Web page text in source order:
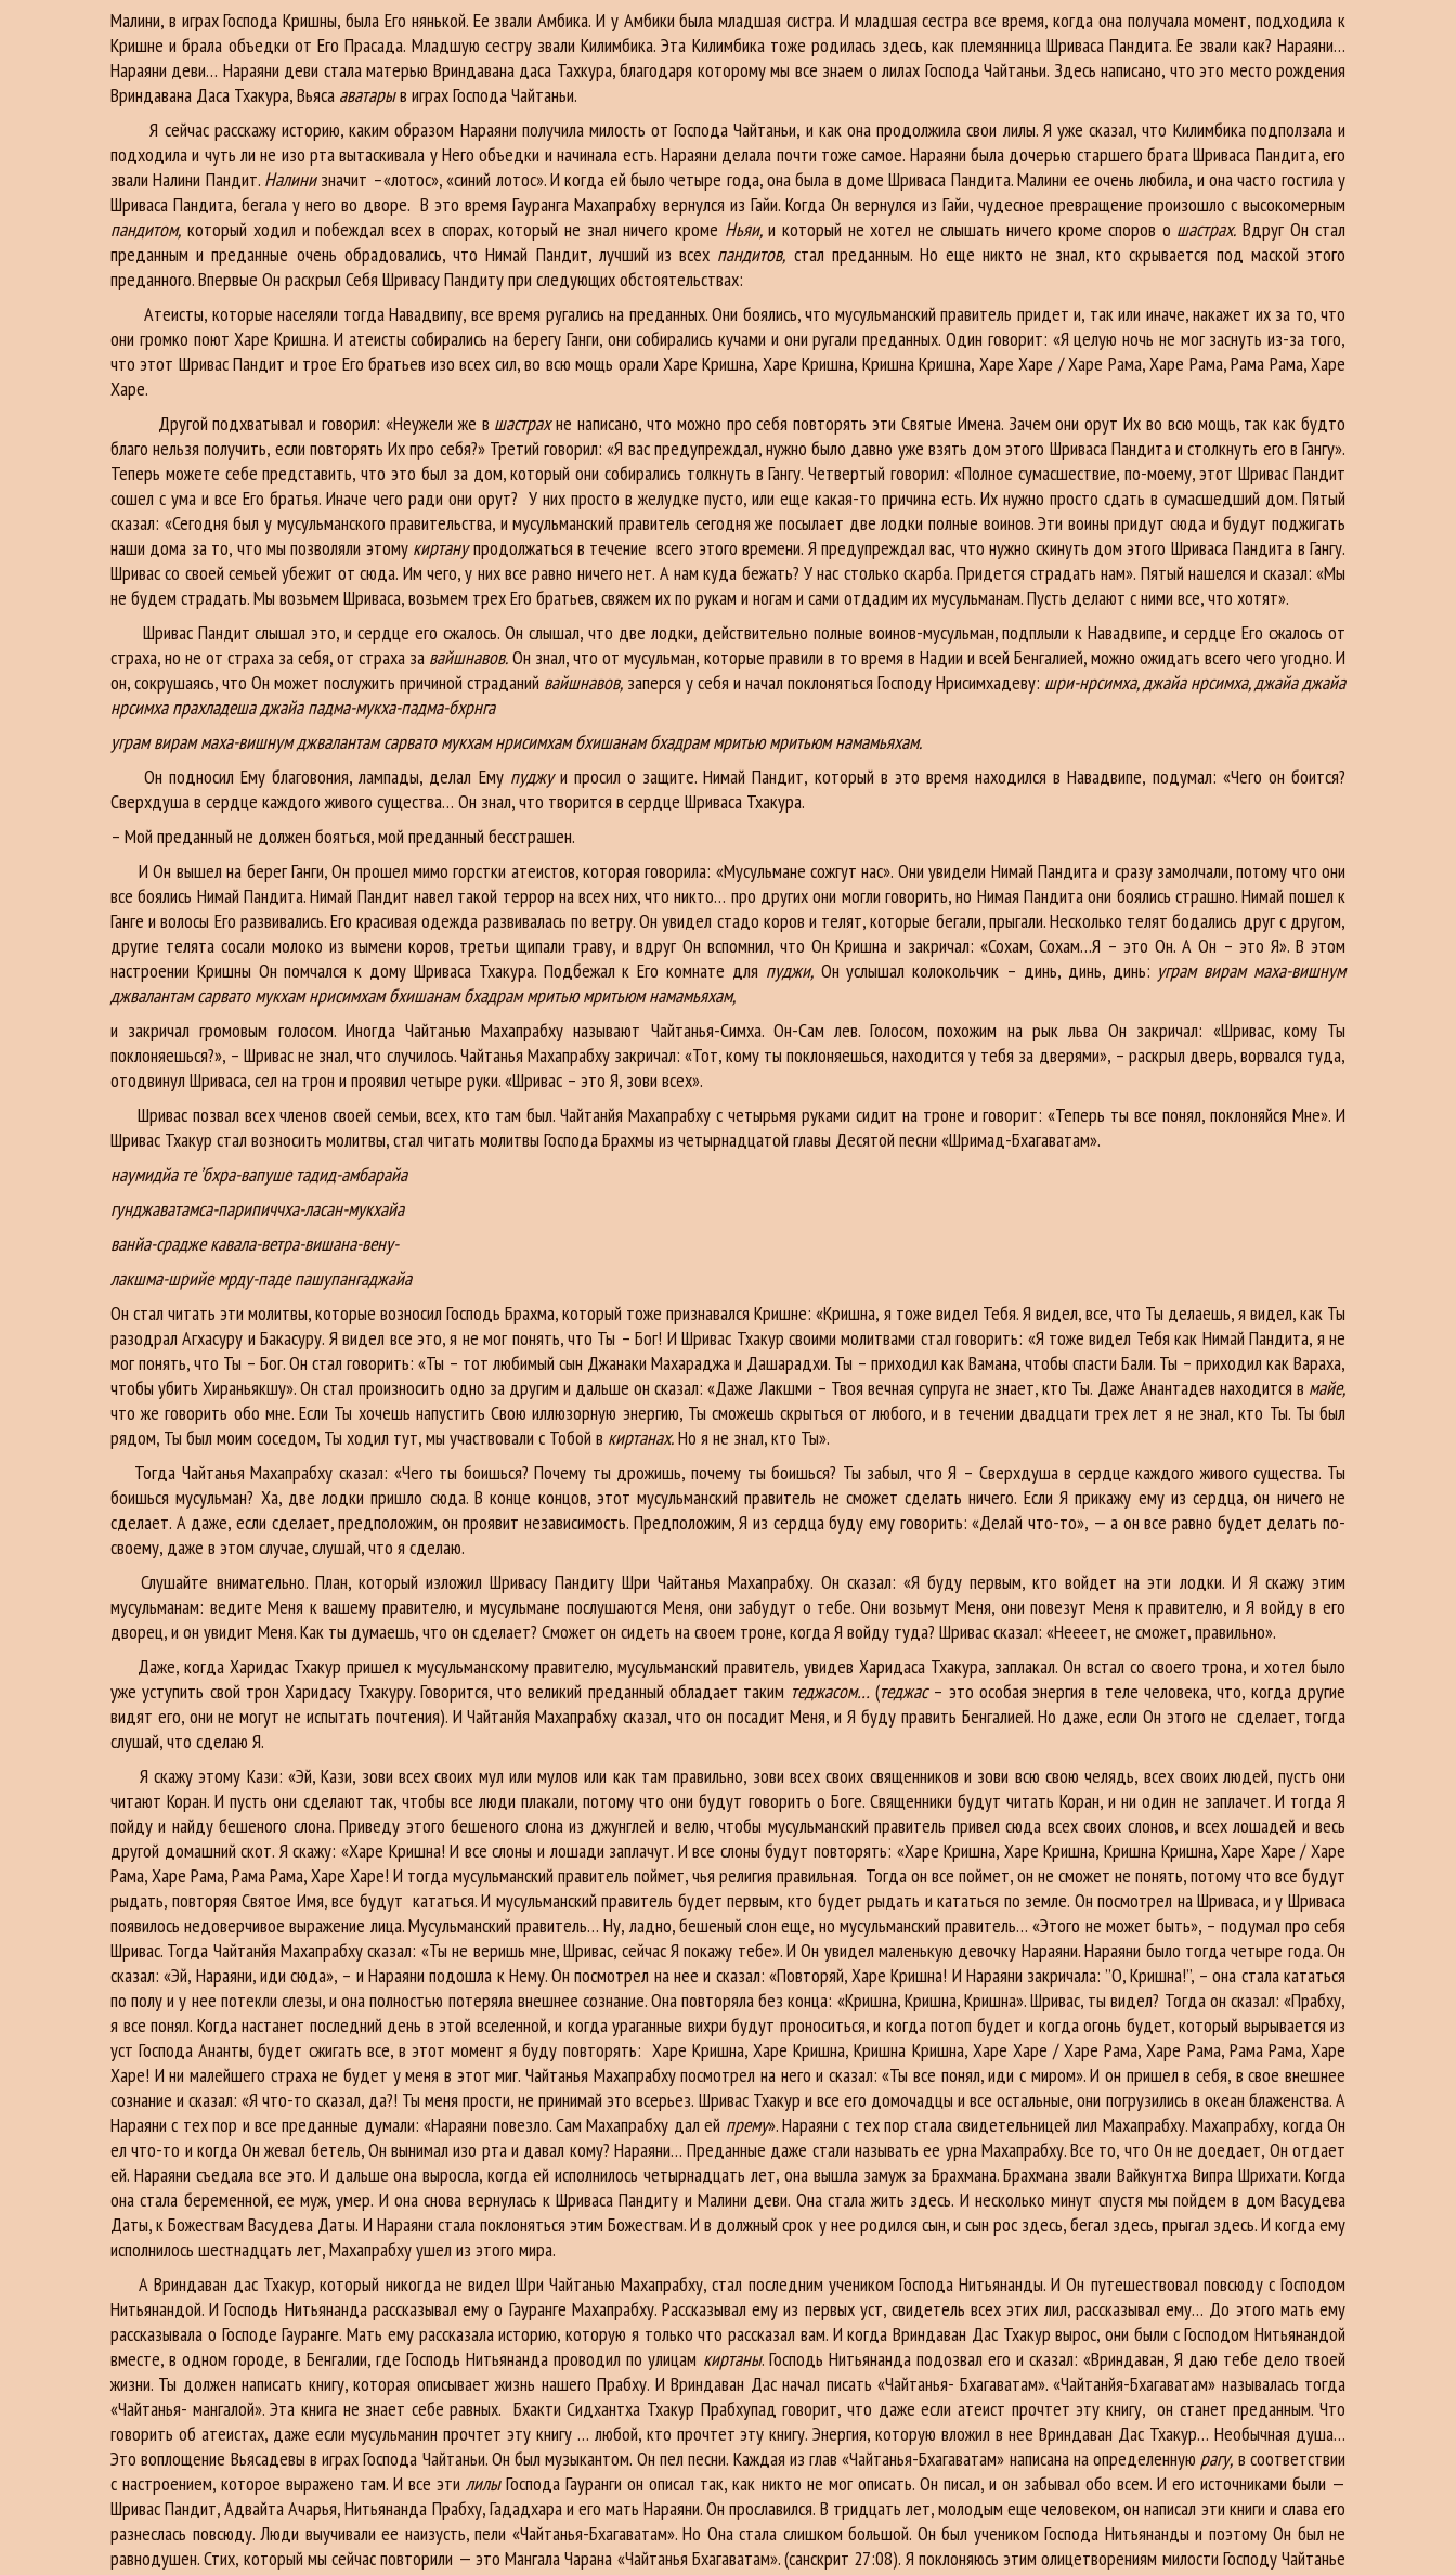
Малини, в играх Господа Кришны, была Его нянькой. Ее звали Амбика. И у Амбики была младшая систра. И младшая сестра все время, когда она получала момент, подходила к
Кришне и брала объедки от Его Прасада. Младшую сестру звали Килимбика. Эта Килимбика тоже родилась здесь, как племянница Шриваса Пандита. Ее звали как? Нараяни…
Нараяни деви… Нараяни деви стала матерью Вриндавана даса Тахкура, благодаря которому мы все знаем о лилах Господа Чайтаньи. Здесь написано, что это место рождения
Вриндавана Даса Тхакура, Вьяса аватарыв играх Господа Чайтаньи.
Я сейчас расскажу историю, каким образом Нараяни получила милость от Господа Чайтаньи, и как она продолжила свои лилы. Я уже сказал, что Килимбика подползала и
подходила и чуть ли не изо рта вытаскивала у Него объедки и начинала есть. Нараяни делала почти тоже самое. Нараяни была дочерью старшего брата Шриваса Пандита, его
звали Налини Пандит. Налинизначит –«лотос», «синий лотос». И когда ей было четыре года, она была в доме Шриваса Пандита. Малини ее очень любила, и она часто гостила у
Шриваса Пандита, бегала у него во дворе. В это время Гауранга Махапрабху вернулся из Гайи. Когда Он вернулся из Гайи, чудесное превращение произошло с высокомерным
пандитом, который ходил и побеждал всех в спорах, который не знал ничего кроме Ньяи, и который не хотел не слышать ничего кроме споров о шастрах. Вдруг Он стал
преданным и преданные очень обрадовались, что Нимай Пандит, лучший из всех пандитов, стал преданным. Но еще никто не знал, кто скрывается под маской этого
преданного. Впервые Он раскрыл Себя Шривасу Пандиту при следующих обстоятельствах:
Атеисты, которые населяли тогда Навадвипу, все время ругались на преданных. Они боялись, что мусульманский правитель придет и, так или иначе, накажет их за то, что
они громко поют Харе Кришна. И атеисты собирались на берегу Ганги, они собирались кучами и они ругали преданных. Один говорит: «Я целую ночь не мог заснуть из-за того,
что этот Шривас Пандит и трое Его братьев изо всех сил, во всю мощь орали Харе Кришна, Харе Кришна, Кришна Кришна, Харе Харе / Харе Рама, Харе Рама, Рама Рама, Харе
Харе.
Другой подхватывал и говорил: «Неужели же в шастрахне написано, что можно про себя повторять эти Святые Имена. Зачем они орут Их во всю мощь, так как будто
благо нельзя получить, если повторять Их про себя?» Третий говорил: «Я вас предупреждал, нужно было давно уже взять дом этого Шриваса Пандита и столкнуть его в Гангу».
Теперь можете себе представить, что это был за дом, который они собирались толкнуть в Гангу. Четвертый говорил: «Полное сумасшествие, по-моему, этот Шривас Пандит
сошел с ума и все Его братья. Иначе чего ради они орут? У них просто в желудке пусто, или еще какая-то причина есть. Их нужно просто сдать в сумасшедший дом. Пятый
сказал: «Сегодня был у мусульманского правительства, и мусульманский правитель сегодня же посылает две лодки полные воинов. Эти воины придут сюда и будут поджигать
наши дома за то, что мы позволяли этому киртанупродолжаться в течение всего этого времени. Я предупреждал вас, что нужно скинуть дом этого Шриваса Пандита в Гангу.
Шривас со своей семьей убежит от сюда. Им чего, у них все равно ничего нет. А нам куда бежать? У нас столько скарба. Придется страдать нам». Пятый нашелся и сказал: «Мы
не будем страдать. Мы возьмем Шриваса, возьмем трех Его братьев, свяжем их по рукам и ногам и сами отдадим их мусульманам. Пусть делают с ними все, что хотят».
Шривас Пандит слышал это, и сердце его сжалось. Он слышал, что две лодки, действительно полные воинов-мусульман, подплыли к Навадвипе, и сердце Его сжалось от
страха, но не от страха за себя, от страха за вайшнавов.Он знал, что от мусульман, которые правили в то время в Надии и всей Бенгалией, можно ожидать всего чего угодно. И
он, сокрушаясь, что Он может послужить причиной страданий вайшнавов, заперся у себя и начал поклоняться Господу Нрисимхадеву: шри-нрсимха, джайа нрсимха, джайа джайа
нрсимха прахладеша джайа падма-мукха-падма-бхрнга
уграм вирам маха-вишнум джвалантам сарвато мукхам нрисимхам бхишанам бхадрам мритью мритьюм намамьяхам.
Он подносил Ему благовония, лампады, делал Ему пуджуи просил о защите. Нимай Пандит, который в это время находился в Навадвипе, подумал: «Чего он боится?
Сверхдуша в сердце каждого живого существа… Он знал, что творится в сердце Шриваса Тхакура.
– Мой преданный не должен бояться, мой преданный бесстрашен.
И Он вышел на берег Ганги, Он прошел мимо горстки атеистов, которая говорила: «Мусульмане сожгут нас». Они увидели Нимай Пандита и сразу замолчали, потому что они
все боялись Нимай Пандита. Нимай Пандит навел такой террор на всех них, что никто… про других они могли говорить, но Нимая Пандита они боялись страшно. Нимай пошел к
Ганге и волосы Его развивались. Его красивая одежда развивалась по ветру. Он увидел стадо коров и телят, которые бегали, прыгали. Несколько телят бодались друг с другом,
другие телята сосали молоко из вымени коров, третьи щипали траву, и вдруг Он вспомнил, что Он Кришна и закричал: «Сохам, Сохам…Я – это Он. А Он – это Я». В этом
настроении Кришны Он помчался к дому Шриваса Тхакура. Подбежал к Его комнате для пуджи,Он услышал колокольчик – динь, динь, динь: уграм вирам маха-вишнум
джвалантам сарвато мукхам нрисимхам бхишанам бхадрам мритью мритьюм намамьяхам,
и закричал громовым голосом. Иногда Чайтанью Махапрабху называют Чайтанья-Симха. Он-Сам лев. Голосом, похожим на рык льва Он закричал: «Шривас, кому Ты
поклоняешься?», – Шривас не знал, что случилось. Чайтанья Махапрабху закричал: «Тот, кому ты поклоняешься, находится у тебя за дверями», – раскрыл дверь, ворвался туда,
отодвинул Шриваса, сел на трон и проявил четыре руки. «Шривас – это Я, зови всех».
Шривас позвал всех членов своей семьи, всех, кто там был. Чайтанйя Махапрабху с четырьмя руками сидит на троне и говорит: «Теперь ты все понял, поклоняйся Мне». И
Шривас Тхакур стал возносить молитвы, стал читать молитвы Господа Брахмы из четырнадцатой главы Десятой песни «Шримад-Бхагаватам».
наумидйа те ’бхра-вапуше тадид-амбарайа
гунджаватамса-парипиччха-ласан-мукхайа
ванйа-срадже кавала-ветра-вишана-вену-
лакшма-шрийе мрду-паде пашупангаджайа
Он стал читать эти молитвы, которые возносил Господь Брахма, который тоже признавался Кришне: «Кришна, я тоже видел Тебя. Я видел, все, что Ты делаешь, я видел, как Ты
разодрал Агхасуру и Бакасуру. Я видел все это, я не мог понять, что Ты – Бог! И Шривас Тхакур своими молитвами стал говорить: «Я тоже видел Тебя как Нимай Пандита, я не
мог понять, что Ты – Бог. Он стал говорить: «Ты – тот любимый сын Джанаки Махараджа и Дашарадхи. Ты – приходил как Вамана, чтобы спасти Бали. Ты – приходил как Вараха,
чтобы убить Хираньякшу». Он стал произносить одно за другим и дальше он сказал: «Даже Лакшми – Твоя вечная супруга не знает, кто Ты. Даже Анантадев находится в майе,
что же говорить обо мне. Если Ты хочешь напустить Свою иллюзорную энергию, Ты сможешь скрыться от любого, и в течении двадцати трех лет я не знал, кто Ты. Ты был
рядом, Ты был моим соседом, Ты ходил тут, мы участвовали с Тобой в киртанах.Но я не знал, кто Ты».
Тогда Чайтанья Махапрабху сказал: «Чего ты боишься? Почему ты дрожишь, почему ты боишься? Ты забыл, что Я – Сверхдуша в сердце каждого живого существа. Ты
боишься мусульман? Ха, две лодки пришло сюда. В конце концов, этот мусульманский правитель не сможет сделать ничего. Если Я прикажу ему из сердца, он ничего не
сделает. А даже, если сделает, предположим, он проявит независимость. Предположим, Я из сердца буду ему говорить: «Делай что-то», — а он все равно будет делать по-
своему, даже в этом случае, слушай, что я сделаю.
Слушайте внимательно. План, который изложил Шривасу Пандиту Шри Чайтанья Махапрабху. Он сказал: «Я буду первым, кто войдет на эти лодки. И Я скажу этим
мусульманам: ведите Меня к вашему правителю, и мусульмане послушаются Меня, они забудут о тебе. Они возьмут Меня, они повезут Меня к правителю, и Я войду в его
дворец, и он увидит Меня. Как ты думаешь, что он сделает? Сможет он сидеть на своем троне, когда Я войду туда? Шривас сказал: «Неееет, не сможет, правильно».
Даже, когда Харидас Тхакур пришел к мусульманскому правителю, мусульманский правитель, увидев Харидаса Тхакура, заплакал. Он встал со своего трона, и хотел было
уже уступить свой трон Харидасу Тхакуру. Говорится, что великий преданный обладает таким теджасом… (теджас– это особая энергия в теле человека, что, когда другие
видят его, они не могут не испытать почтения). И Чайтанйя Махапрабху сказал, что он посадит Меня, и Я буду править Бенгалией. Но даже, если Он этого не сделает, тогда
слушай, что сделаю Я.
Я скажу этому Кази: «Эй, Кази, зови всех своих мул или мулов или как там правильно, зови всех своих священников и зови всю свою челядь, всех своих людей, пусть они
читают Коран. И пусть они сделают так, чтобы все люди плакали, потому что они будут говорить о Боге. Священники будут читать Коран, и ни один не заплачет. И тогда Я
пойду и найду бешеного слона. Приведу этого бешеного слона из джунглей и велю, чтобы мусульманский правитель привел сюда всех своих слонов, и всех лошадей и весь
другой домашний скот. Я скажу: «Харе Кришна! И все слоны и лошади заплачут. И все слоны будут повторять: «Харе Кришна, Харе Кришна, Кришна Кришна, Харе Харе / Харе
Рама, Харе Рама, Рама Рама, Харе Харе! И тогда мусульманский правитель поймет, чья религия правильная. Тогда он все поймет, он не сможет не понять, потому что все будут
рыдать, повторяя Святое Имя, все будут кататься. И мусульманский правитель будет первым, кто будет рыдать и кататься по земле. Он посмотрел на Шриваса, и у Шриваса
появилось недоверчивое выражение лица. Мусульманский правитель… Ну, ладно, бешеный слон еще, но мусульманский правитель… «Этого не может быть», – подумал про себя
Шривас. Тогда Чайтанйя Махапрабху сказал: «Ты не веришь мне, Шривас, сейчас Я покажу тебе». И Он увидел маленькую девочку Нараяни. Нараяни было тогда четыре года. Он
сказал: «Эй, Нараяни, иди сюда», – и Нараяни подошла к Нему. Он посмотрел на нее и сказал: «Повторяй, Харе Кришна! И Нараяни закричала: ’’О, Кришна!’’, – она стала кататься
по полу и у нее потекли слезы, и она полностью потеряла внешнее сознание. Она повторяла без конца: «Кришна, Кришна, Кришна». Шривас, ты видел? Тогда он сказал: «Прабху,
я все понял. Когда настанет последний день в этой вселенной, и когда ураганные вихри будут проноситься, и когда потоп будет и когда огонь будет, который вырывается из
уст Господа Ананты, будет сжигать все, в этот момент я буду повторять: Харе Кришна, Харе Кришна, Кришна Кришна, Харе Харе / Харе Рама, Харе Рама, Рама Рама, Харе
Харе! И ни малейшего страха не будет у меня в этот миг. Чайтанья Махапрабху посмотрел на него и сказал: «Ты все понял, иди с миром». И он пришел в себя, в свое внешнее
сознание и сказал: «Я что-то сказал, да?! Ты меня прости, не принимай это всерьез. Шривас Тхакур и все его домочадцы и все остальные, они погрузились в океан блаженства. А
Нараяни с тех пор и все преданные думали: «Нараяни повезло. Сам Махапрабху дал ей прему». Нараяни с тех пор стала свидетельницей лил Махапрабху. Махапрабху, когда Он
ел что-то и когда Он жевал бетель, Он вынимал изо рта и давал кому? Нараяни… Преданные даже стали называть ее урна Махапрабху. Все то, что Он не доедает, Он отдает
ей. Нараяни съедала все это. И дальше она выросла, когда ей исполнилось четырнадцать лет, она вышла замуж за Брахмана. Брахмана звали Вайкунтха Випра Шрихати. Когда
она стала беременной, ее муж, умер. И она снова вернулась к Шриваса Пандиту и Малини деви. Она стала жить здесь. И несколько минут спустя мы пойдем в дом Васудева
Даты, к Божествам Васудева Даты. И Нараяни стала поклоняться этим Божествам. И в должный срок у нее родился сын, и сын рос здесь, бегал здесь, прыгал здесь. И когда ему
исполнилось шестнадцать лет, Махапрабху ушел из этого мира.
А Вриндаван дас Тхакур, который никогда не видел Шри Чайтанью Махапрабху, стал последним учеником Господа Нитьянанды. И Он путешествовал повсюду с Господом
Нитьянандой. И Господь Нитьянанда рассказывал ему о Гауранге Махапрабху. Рассказывал ему из первых уст, свидетель всех этих лил, рассказывал ему… До этого мать ему
рассказывала о Господе Гауранге. Мать ему рассказала историю, которую я только что рассказал вам. И когда Вриндаван Дас Тхакур вырос, они были с Господом Нитьянандой
вместе, в одном городе, в Бенгалии, где Господь Нитьянанда проводил по улицам киртаны. Господь Нитьянанда подозвал его и сказал: «Вриндаван, Я даю тебе дело твоей
жизни. Ты должен написать книгу, которая описывает жизнь нашего Прабху. И Вриндаван Дас начал писать «Чайтанья- Бхагаватам». «Чайтанйя-Бхагаватам» называлась тогда
«Чайтанья- мангалой». Эта книга не знает себе равных. Бхакти Сидхантха Тхакур Прабхупад говорит, что даже если атеист прочтет эту книгу, он станет преданным. Что
говорить об атеистах, даже если мусульманин прочтет эту книгу … любой, кто прочтет эту книгу. Энергия, которую вложил в нее Вриндаван Дас Тхакур… Необычная душа…
Это воплощение Вьясадевы в играх Господа Чайтаньи. Он был музыкантом. Он пел песни. Каждая из глав «Чайтанья-Бхагаватам» написана на определенную рагу, в соответствии
с настроением, которое выражено там. И все этилилыГоспода Гауранги он описал так, как никто не мог описать. Он писал, и он забывал обо всем. И его источниками были —
Шривас Пандит, Адвайта Ачарья, Нитьянанда Прабху, Гададхара и его мать Нараяни. Он прославился. В тридцать лет, молодым еще человеком, он написал эти книги и слава его
разнеслась повсюду. Люди выучивали ее наизусть, пели «Чайтанья-Бхагаватам». Но Она стала слишком большой. Он был учеником Господа Нитьянанды и поэтому Он был не
равнодушен. Стих, который мы сейчас повторили — это Мангала Чарана «Чайтанья Бхагаватам». (санскрит 27:08). Я поклоняюсь этим олицетворениям милости Господу Чайтанье